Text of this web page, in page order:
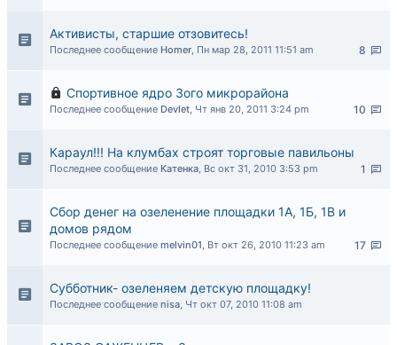
Активисты, старшие отзовитесь!
8
Последнее сообщение Homer, Пн мар 28, 2011 11:51 am
Спортивное ядро 3ого микрорайона
10
Последнее сообщение Devlet, Чт янв 20, 2011 3:24 pm
Караул!!! На клумбах строят торговые павильоны
1
Последнее сообщение Катенка, Вс окт 31, 2010 3:53 pm
Сбор денег на озеленение площадки 1А, 1Б, 1В и
домов рядом
17
Последнее сообщение melvin01, Вт окт 26, 2010 11:23 am
Субботник- озеленяем детскую площадку!
Последнее сообщение nisa, Чт окт 07, 2010 11:08 am